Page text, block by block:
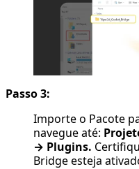
Passo 3:
Importe o Pacote
navegue até:
→ Plugins.
Bridge esteja